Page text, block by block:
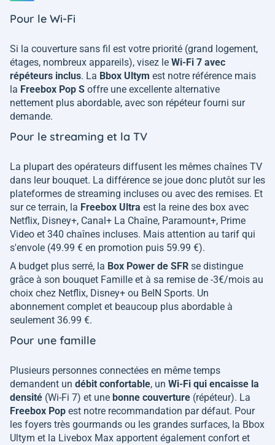
Pour le Wi-Fi
Si la couverture sans fil est votre priorité (grand logement,
étages, nombreux appareils), visez le Wi-Fi 7 avec
répéteurs inclus. La Bbox Ultym est notre référence mais
la Freebox Pop S offre une excellente alternative
nettement plus abordable, avec son répéteur fourni sur
demande.
Pour le streaming et la TV
La plupart des opérateurs diffusent les mêmes chaînes TV
dans leur bouquet. La différence se joue donc plutôt sur les
plateformes de streaming incluses ou avec des remises. Et
sur ce terrain, la Freebox Ultra est la reine des box avec
Netflix, Disney+, Canal+ La Chaîne, Paramount+, Prime
Video et 340 chaînes incluses. Mais attention au tarif qui
s'envole (49.99 € en promotion puis 59.99 €).
A budget plus serré, la Box Power de SFR se distingue
grâce à son bouquet Famille et à sa remise de -3€/mois au
choix chez Netflix, Disney+ ou BeIN Sports. Un
abonnement complet et beaucoup plus abordable à
seulement 36.99 €.
Pour une famille
Plusieurs personnes connectées en même temps
demandent un débit confortable, un Wi-Fi qui encaisse la
densité (Wi-Fi 7) et une bonne couverture (répéteur). La
Freebox Pop est notre recommandation par défaut. Pour
les foyers très gourmands ou les grandes surfaces, la Bbox
Ultym et la Livebox Max apportent également confort et